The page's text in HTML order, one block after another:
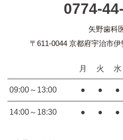
0774-
矢野歯科
〒611-0044 京都府宇治市
月 火 水
09:00～13:00 ● ● ●
14:00～18:30 ● ● ●